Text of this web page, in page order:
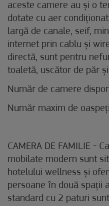
aceste camere au și o
dotate cu aer
largă de canale, seif,
internet prin cablu și
directă, sunt pentru
toaletă, uscător de păr
Număr de camere
Număr maxim de
CAMERA DE FAMILIE -
mobilate modern sunt
hotelului wellness și
persoane în două spații
standard cu 2 paturi